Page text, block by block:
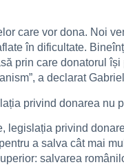
care vor dona. Noi
în dificultate.
prin care donatorul
a declarat
privind donarea nu
legislația privind
a salva cât mai
salvarea